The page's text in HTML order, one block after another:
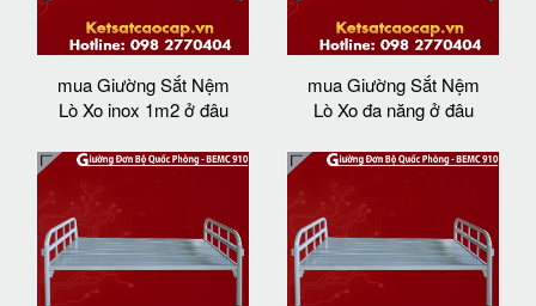
mua Giường Sắt Nệm
Lò Xo inox 1m2 ở đâu
mua Giường Sắt Nệm
Lò Xo đa năng ở đâu